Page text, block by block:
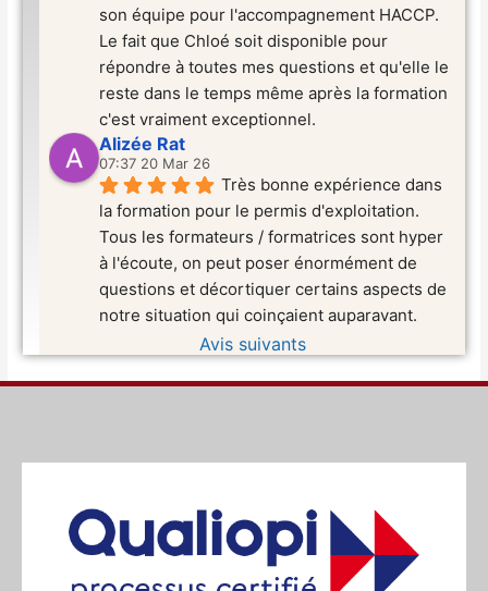
son équipe pour l'accompagnement HACCP.
Le fait que Chloé soit disponible pour
répondre à toutes mes questions et qu'elle le
reste dans le temps même après la formation
c'est vraiment exceptionnel.
Alizée Rat
07:37 20 Mar 26
Très bonne expérience dans
la formation pour le permis d'exploitation.
Tous les formateurs / formatrices sont hyper
à l'écoute, on peut poser énormément de
questions et décortiquer certains aspects de
notre situation qui coinçaient auparavant.
Avis suivants